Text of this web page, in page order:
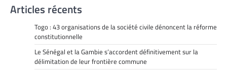
Articles récents
Togo : 43 organisations de la société civile dénoncent la réforme
constitutionnelle
Le Sénégal et la Gambie s’accordent définitivement sur la
délimitation de leur frontière commune